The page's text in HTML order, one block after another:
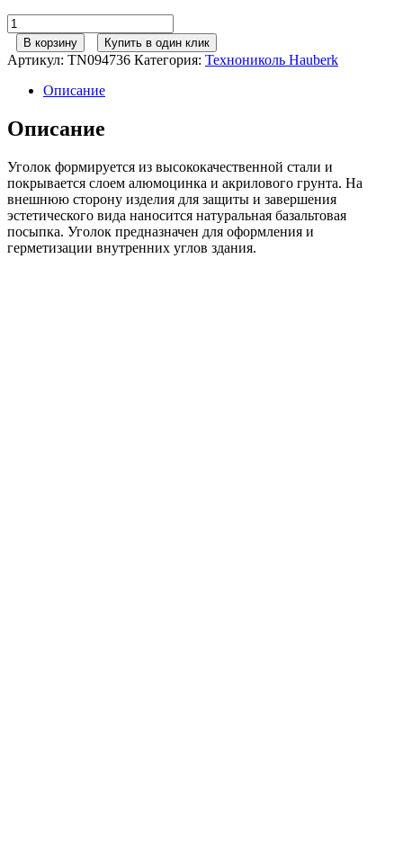
Количество
товара
ТЕХНОНИКОЛЬ
HAUBERK
уголок
металлический
внутренний,
скандинавский,
В корзину Купить в один клик
Артикул: TN094736 Категория: Технониколь Hauberk
Описание
Описание
Уголок формируется из высококачественной стали и
покрывается слоем алюмоцинка и акрилового грунта. На
внешнюю сторону изделия для защиты и завершения
эстетического вида наносится натуральная базальтовая
посыпка. Уголок предназначен для оформления и
герметизации внутренних углов здания.